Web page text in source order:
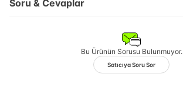
Soru & Cevaplar
Bu Ürünün Sorusu Bulunmuyor.
Satıcıya Soru Sor